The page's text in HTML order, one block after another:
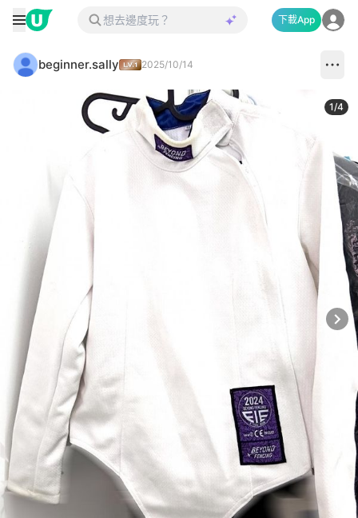
下載App
beginner.sally 2025/10/14
1/4